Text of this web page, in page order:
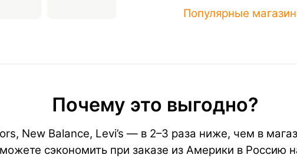
Популярные
Почему это выгодно?
New Balance, Levi’s — в 2–3 раза ниже, чем в
сэкономить при заказе из Америки в Россию